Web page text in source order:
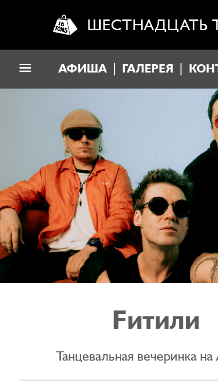
ШЕСТНАДЦАТЬ
АФИША ГАЛЕРЕЯ
Fитили
Танцевальная вечеринка на